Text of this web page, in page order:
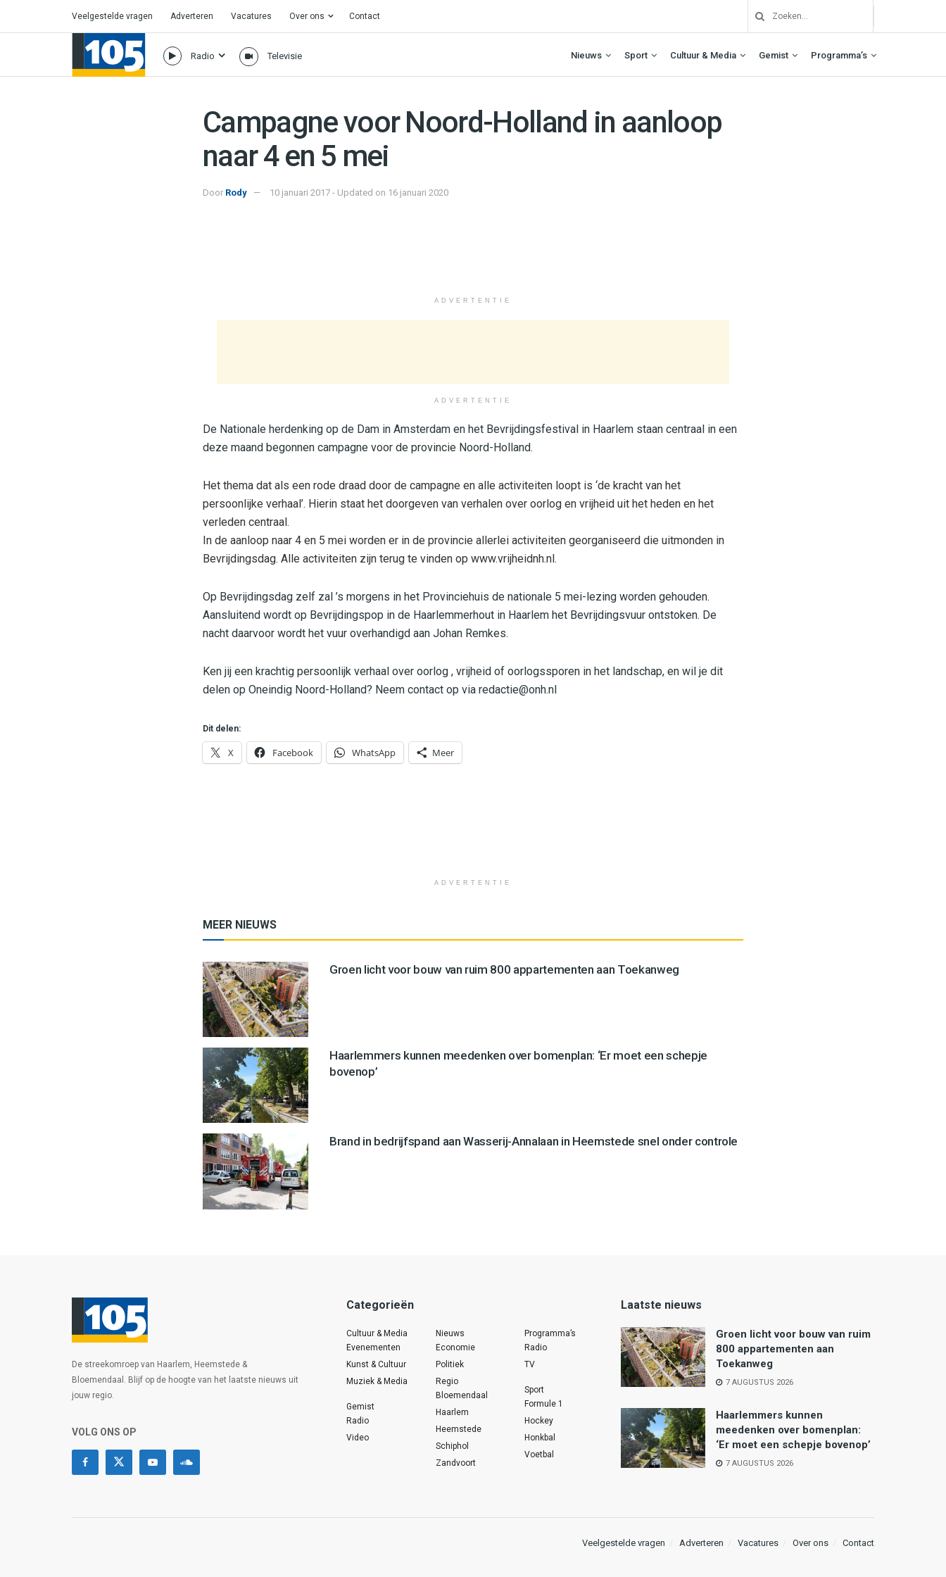
Veelgestelde vragen Adverteren Vacatures Over ons Contact
Radio Televisie Nieuws Sport Cultuur & Media Gemist Programma’s
Campagne voor Noord-Holland in aanloop
naar 4 en 5 mei
Door Rody 10 januari 2017 - Updated on 16 januari 2020
ADVERTENTIE
ADVERTENTIE
De Nationale herdenking op de Dam in Amsterdam en het Bevrijdingsfestival in Haarlem staan centraal in een
deze maand begonnen campagne voor de provincie Noord-Holland.
Het thema dat als een rode draad door de campagne en alle activiteiten loopt is ‘de kracht van het
persoonlijke verhaal’. Hierin staat het doorgeven van verhalen over oorlog en vrijheid uit het heden en het
verleden centraal.
In de aanloop naar 4 en 5 mei worden er in de provincie allerlei activiteiten georganiseerd die uitmonden in
Bevrijdingsdag. Alle activiteiten zijn terug te vinden op www.vrijheidnh.nl.
Op Bevrijdingsdag zelf zal ’s morgens in het Provinciehuis de nationale 5 mei-lezing worden gehouden.
Aansluitend wordt op Bevrijdingspop in de Haarlemmerhout in Haarlem het Bevrijdingsvuur ontstoken. De
nacht daarvoor wordt het vuur overhandigd aan Johan Remkes.
Ken jij een krachtig persoonlijk verhaal over oorlog , vrijheid of oorlogssporen in het landschap, en wil je dit
delen op Oneindig Noord-Holland? Neem contact op via redactie@onh.nl
Dit delen:
X Facebook WhatsApp Meer
ADVERTENTIE
MEER NIEUWS
Groen licht voor bouw van ruim 800 appartementen aan Toekanweg
Haarlemmers kunnen meedenken over bomenplan: ‘Er moet een schepje
bovenop’
Brand in bedrijfspand aan Wasserij-Annalaan in Heemstede snel onder controle
De streekomroep van Haarlem, Heemstede &
Bloemendaal. Blijf op de hoogte van het laatste nieuws uit
jouw regio.
VOLG ONS OP
Categorieën
Cultuur & Media
Evenementen
Kunst & Cultuur
Muziek & Media
Gemist
Radio
Video
Nieuws
Economie
Politiek
Regio
Bloemendaal
Haarlem
Heemstede
Schiphol
Zandvoort
Programma’s
Radio
TV
Sport
Formule 1
Hockey
Honkbal
Voetbal
Laatste nieuws
Groen licht voor bouw van ruim
800 appartementen aan
Toekanweg
7 AUGUSTUS 2026
Haarlemmers kunnen
meedenken over bomenplan:
‘Er moet een schepje bovenop’
7 AUGUSTUS 2026
Veelgestelde vragen Adverteren Vacatures Over ons Contact